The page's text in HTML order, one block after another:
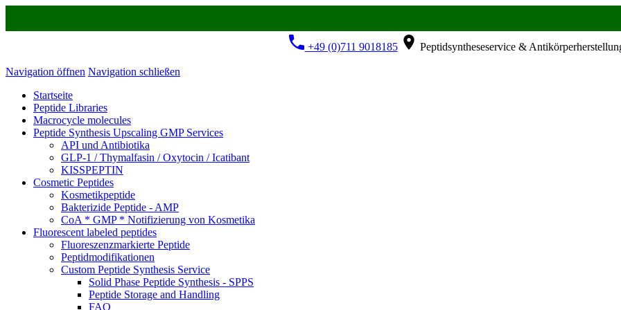
+49 (0)711 9018185 Peptidsyntheseservice &
Navigation öffnen Navigation schließen
Startseite
Peptide Libraries
Macrocycle molecules
Peptide Synthesis Upscaling GMP Services
API und Antibiotika
GLP-1 / Thymalfasin / Oxytocin / Icatibant
KISSPEPTIN
Cosmetic Peptides
Kosmetikpeptide
Bakterizide Peptide - AMP
CoA * GMP * Notifizierung von Kosmetika
Fluorescent labeled peptides
Fluoreszenzmarkierte Peptide
Peptidmodifikationen
Custom Peptide Synthesis Service
Solid Phase Peptide Synthesis - SPPS
Peptide Storage and Handling
FAQ